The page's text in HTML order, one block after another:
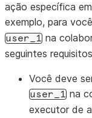
ação específica
exemplo, para
user_1 na
seguintes
Você deve
user_1 na
executor de